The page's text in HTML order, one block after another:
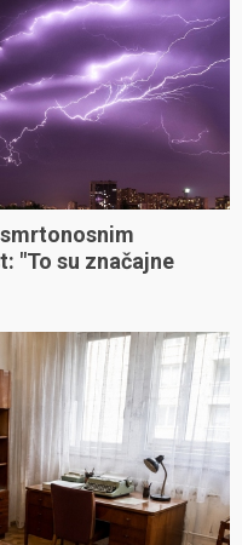
"To su značajne